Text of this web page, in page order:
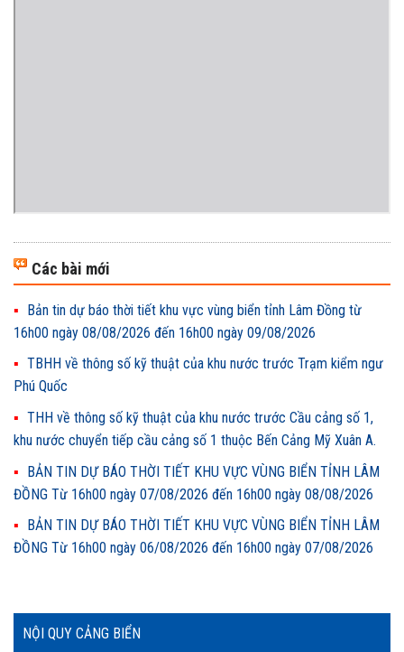
NỘI QUY CẢNG BIỂN
Các bài mới
Bản tin dự báo thời tiết khu vực vùng biển tỉnh Lâm Đồng từ
16h00 ngày 08/08/2026 đến 16h00 ngày 09/08/2026
TBHH về thông số kỹ thuật của khu nước trước Trạm kiểm ngư
Phú Quốc
THH về thông số kỹ thuật của khu nước trước Cầu cảng số 1,
khu nước chuyển tiếp cầu cảng số 1 thuộc Bến Cảng Mỹ Xuân A.
BẢN TIN DỰ BÁO THỜI TIẾT KHU VỰC VÙNG BIỂN TỈNH LÂM
ĐỒNG Từ 16h00 ngày 07/08/2026 đến 16h00 ngày 08/08/2026
BẢN TIN DỰ BÁO THỜI TIẾT KHU VỰC VÙNG BIỂN TỈNH LÂM
ĐỒNG Từ 16h00 ngày 06/08/2026 đến 16h00 ngày 07/08/2026